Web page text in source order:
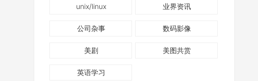
unix/linux 业界资讯
公司杂事 数码影像
美剧 美图共赏
英语学习